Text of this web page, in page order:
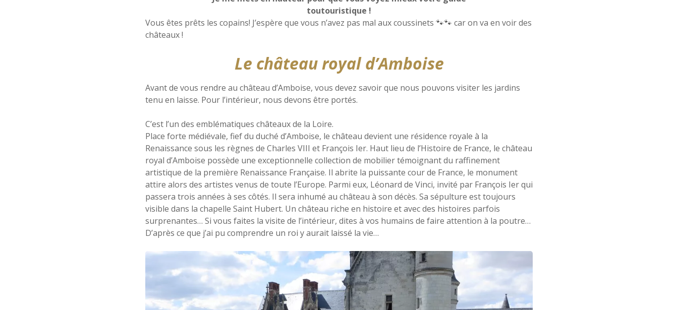
toutouristique !
Vous êtes prêts les copains! J’espère que vous n’avez pas mal aux coussinets 🐾🐾 car on va en voir des
châteaux !
Le château royal d’Amboise
Avant de vous rendre au château d’Amboise, vous devez savoir que nous pouvons visiter les jardins
tenu en laisse. Pour l’intérieur, nous devons être portés.
C’est l’un des emblématiques châteaux de la Loire.
Place forte médiévale, fief du duché d’Amboise, le château devient une résidence royale à la
Renaissance sous les règnes de Charles VIII et François Ier. Haut lieu de l’Histoire de France, le château
royal d’Amboise possède une exceptionnelle collection de mobilier témoignant du raffinement
artistique de la première Renaissance Française. Il abrite la puissante cour de France, le monument
attire alors des artistes venus de toute l’Europe. Parmi eux, Léonard de Vinci, invité par François Ier qui
passera trois années à ses côtés. Il sera inhumé au château à son décès. Sa sépulture est toujours
visible dans la chapelle Saint Hubert. Un château riche en histoire et avec des histoires parfois
surprenantes… Si vous faites la visite de l’intérieur, dites à vos humains de faire attention à la poutre…
D’après ce que j’ai pu comprendre un roi y aurait laissé la vie…